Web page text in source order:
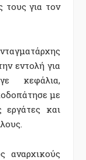
τους για τον
εντολή για
κεφάλια,
με
εργάτες και
αναρχικούς